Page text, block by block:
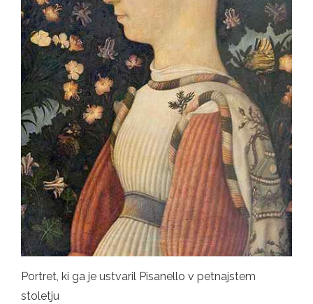
Portret, ki ga je ustvaril Pisanello v petnajstem
stoletju